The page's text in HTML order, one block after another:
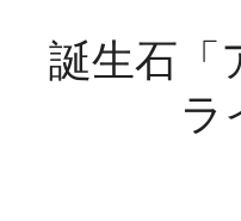
誕生石「
ラ